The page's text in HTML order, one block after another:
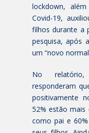
lockdown,
Covid-19,
filhos durante a
pesquisa, após
um “novo
No
responderam
positivamente
52% estão mais
como pai e